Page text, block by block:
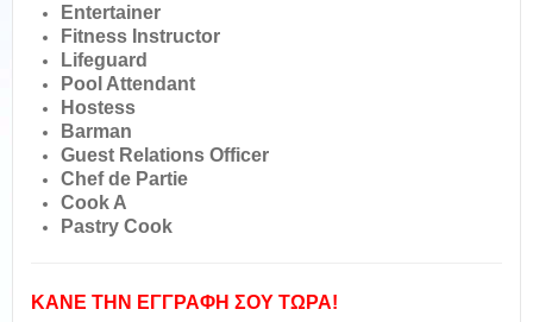
Entertainer
Fitness Instructor
Lifeguard
Pool Attendant
Hostess
Barman
Guest Relations Officer
Chef de Partie
Cook A
Pastry Cook
ΚΑΝΕ ΤΗΝ ΕΓΓΡΑΦΗ ΣΟΥ ΤΩΡΑ!